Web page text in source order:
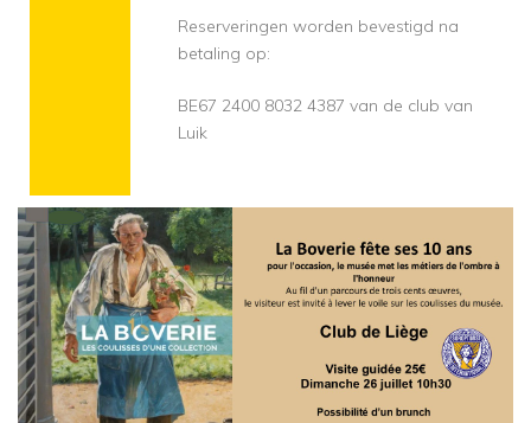
Reserveringen worden bevestigd na
betaling op:
BE67 2400 8032 4387 van de club van
Luik